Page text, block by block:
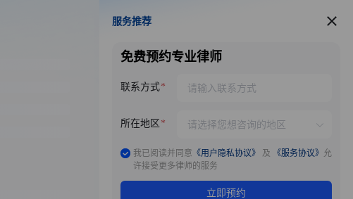
服务推荐
服务推荐
免费预约专业律师
联系方式
所在地区
我已阅读并同意 《用户隐私协议》 及 《服务协议》 允
许接受更多律师的服务
立即预约